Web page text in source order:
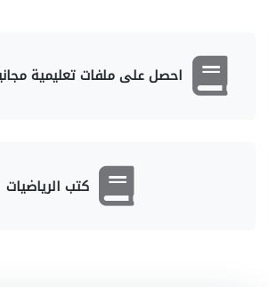
احصل على ملفات تعليمية
كتب الرياضيات